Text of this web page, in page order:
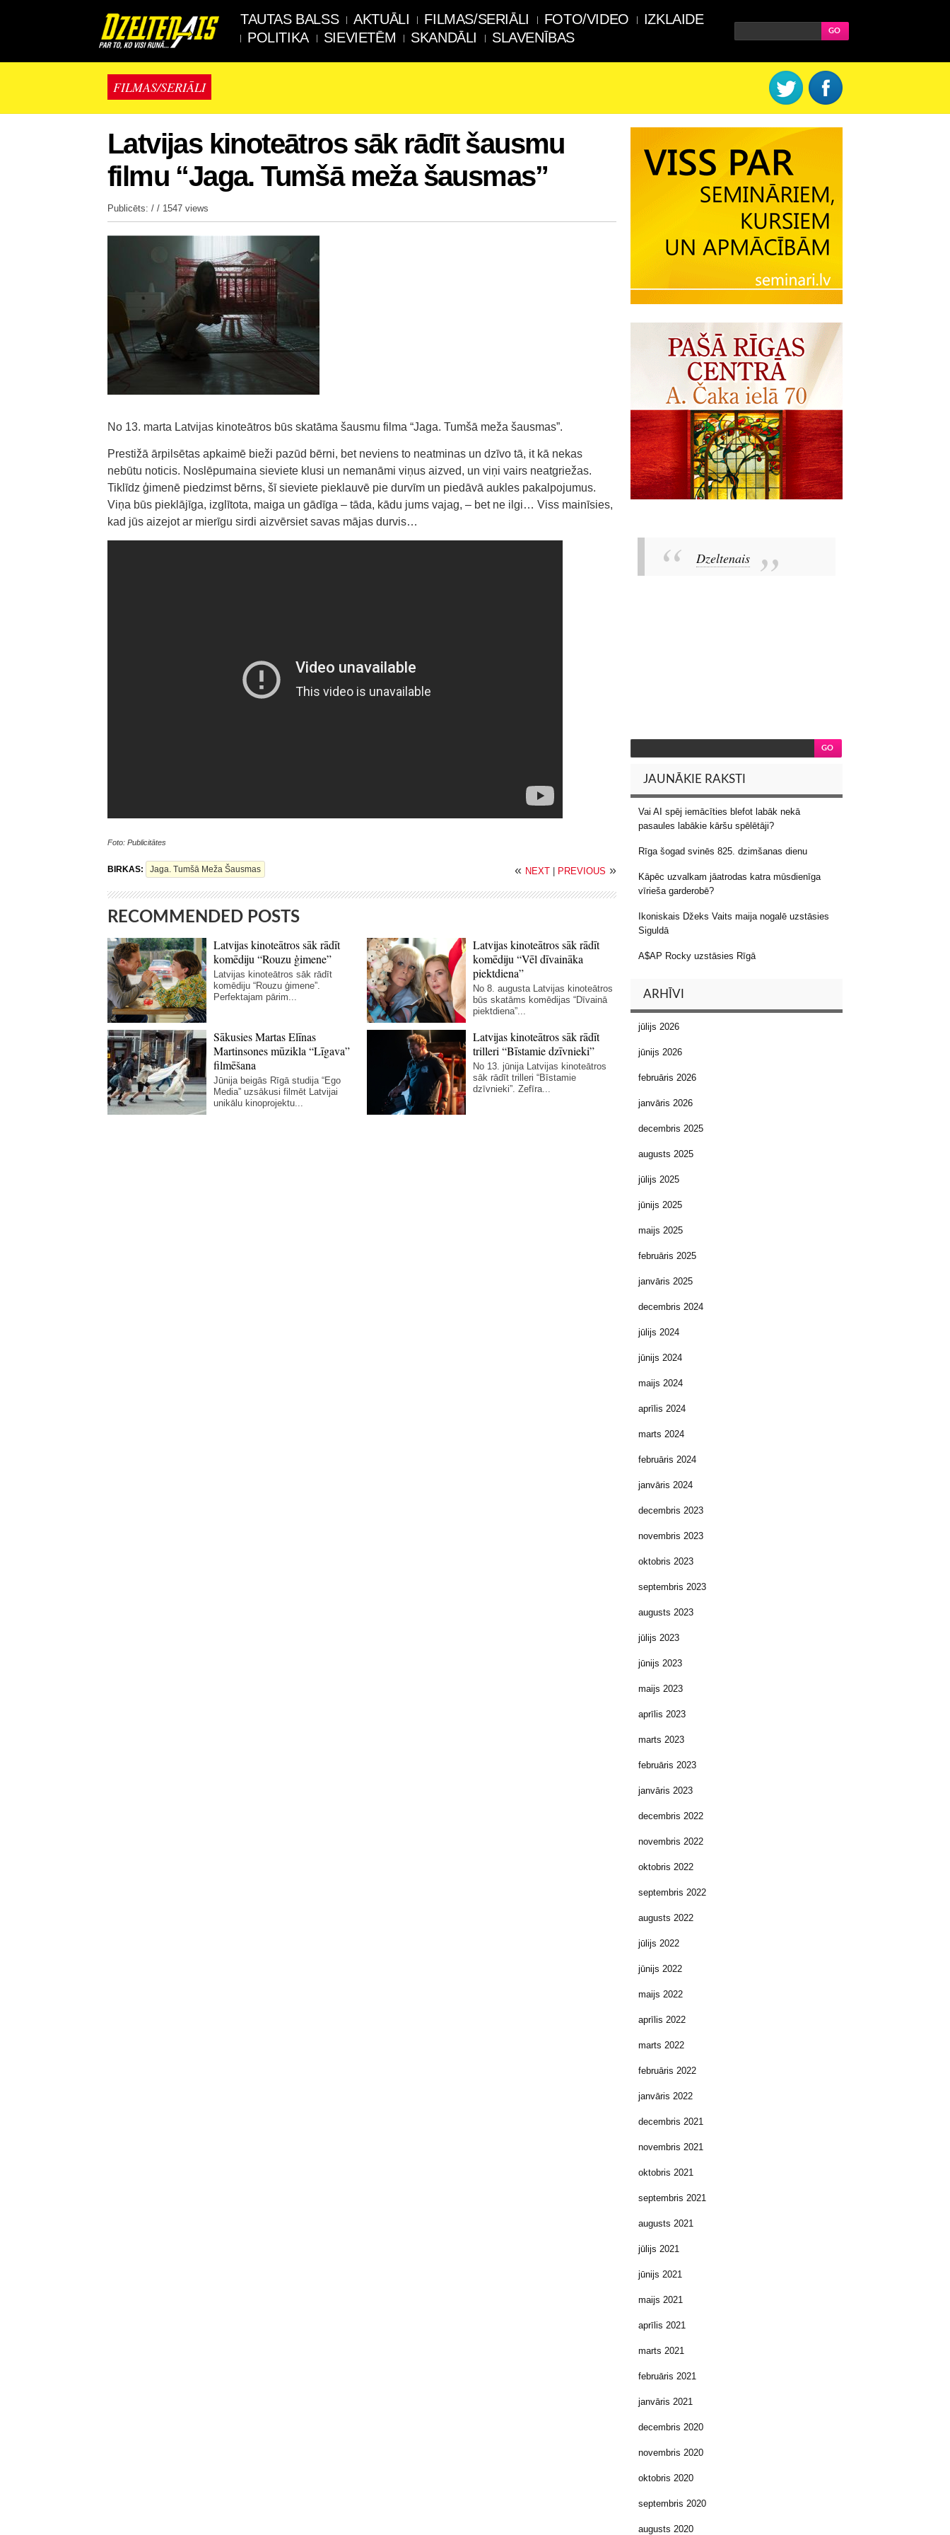
TAUTAS BALSS AKTUĀLI FILMAS/SERIĀLI FOTO/VIDEO
IZKLAIDE
POLITIKA
SIEVIETĒM SKANDĀLI SLAVENĪBAS
FILMAS/SERIĀLI
Latvijas kinoteātros sāk rādīt šausmu
filmu “Jaga. Tumšā meža šausmas”
Publicēts: / / 1547 views
No 13. marta Latvijas kinoteātros būs skatāma šausmu filma “Jaga. Tumšā meža šausmas”.
Prestižā ārpilsētas apkaimē bieži pazūd bērni, bet neviens to neatminas un dzīvo tā, it kā nekas
nebūtu noticis. Noslēpumaina sieviete klusi un nemanāmi viņus aizved, un viņi vairs neatgriežas.
Tiklīdz ģimenē piedzimst bērns, šī sieviete pieklauvē pie durvīm un piedāvā aukles pakalpojumus.
Viņa būs pieklājīga, izglītota, maiga un gādīga – tāda, kādu jums vajag, – bet ne ilgi… Viss mainīsies,
kad jūs aizejot ar mierīgu sirdi aizvērsiet savas mājas durvis…
Foto: Publicitātes
BIRKAS: Jaga. Tumšā Meža Šausmas « NEXT PREVIOUS »
RECOMMENDED POSTS
Latvijas kinoteātros sāk rādīt
komēdiju “Rouzu ģimene”
Latvijas kinoteātros sāk rādīt
komēdiju “Rouzu ģimene”.
Perfektajam pārim...
Latvijas kinoteātros sāk rādīt
komēdiju “Vēl dīvaināka
piektdiena”
No 8. augusta Latvijas kinoteātros
būs skatāms komēdijas “Dīvainā
piektdiena”...
Sākusies Martas Elīnas
Martinsones mūzikla “Līgava”
filmēšana
Jūnija beigās Rīgā studija “Ego
Media” uzsākusi filmēt Latvijai
unikālu kinoprojektu...
Latvijas kinoteātros sāk rādīt
trilleri “Bīstamie dzīvnieki”
No 13. jūnija Latvijas kinoteātros
sāk rādīt trilleri “Bīstamie
dzīvnieki”. Zefīra...
Dzeltenais
JAUNĀKIE RAKSTI
Vai AI spēj iemācīties blefot labāk nekā
pasaules labākie kāršu spēlētāji?
Rīga šogad svinēs 825. dzimšanas dienu
Kāpēc uzvalkam jāatrodas katra mūsdienīga
vīrieša garderobē?
Ikoniskais Džeks Vaits maija nogalē uzstāsies
Siguldā
A$AP Rocky uzstāsies Rīgā
ARHĪVI
jūlijs 2026
jūnijs 2026
februāris 2026
janvāris 2026
decembris 2025
augusts 2025
jūlijs 2025
jūnijs 2025
maijs 2025
februāris 2025
janvāris 2025
decembris 2024
jūlijs 2024
jūnijs 2024
maijs 2024
aprīlis 2024
marts 2024
februāris 2024
janvāris 2024
decembris 2023
novembris 2023
oktobris 2023
septembris 2023
augusts 2023
jūlijs 2023
jūnijs 2023
maijs 2023
aprīlis 2023
marts 2023
februāris 2023
janvāris 2023
decembris 2022
novembris 2022
oktobris 2022
septembris 2022
augusts 2022
jūlijs 2022
jūnijs 2022
maijs 2022
aprīlis 2022
marts 2022
februāris 2022
janvāris 2022
decembris 2021
novembris 2021
oktobris 2021
septembris 2021
augusts 2021
jūlijs 2021
jūnijs 2021
maijs 2021
aprīlis 2021
marts 2021
februāris 2021
janvāris 2021
decembris 2020
novembris 2020
oktobris 2020
septembris 2020
augusts 2020